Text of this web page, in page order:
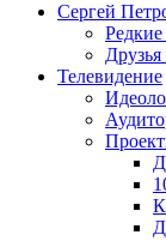
Сергей
Телевидение